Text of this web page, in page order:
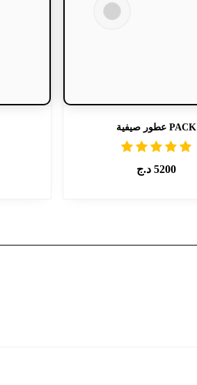
PACK عطور صيفية
5200 د.ج